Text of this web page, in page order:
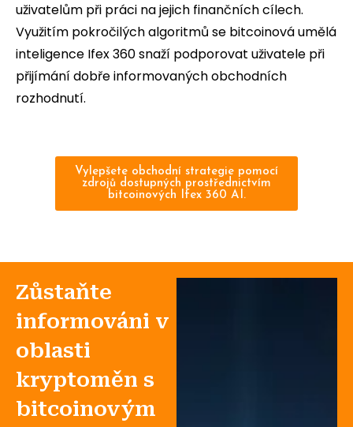
uživatelům při práci na jejich finančních cílech.
Využitím pokročilých algoritmů se bitcoinová umělá
inteligence Ifex 360 snaží podporovat uživatele při
přijímání dobře informovaných obchodních
rozhodnutí.
Vylepšete obchodní strategie pomocí
zdrojů dostupných prostřednictvím
bitcoinových Ifex 360 AI.
Zůstaňte
informováni v
oblasti
kryptoměn s
bitcoinovým